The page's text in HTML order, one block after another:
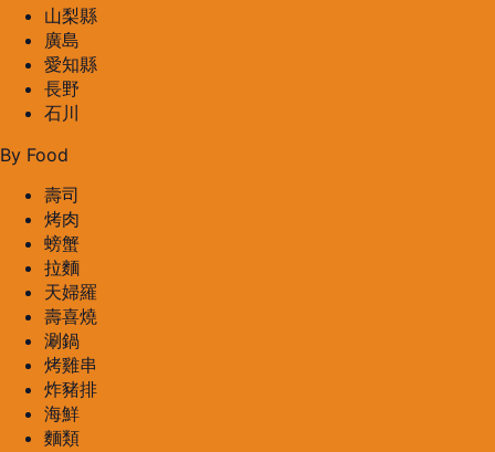
山梨縣
廣島
愛知縣
長野
石川
By Food
壽司
烤肉
螃蟹
拉麵
天婦羅
壽喜燒
涮鍋
烤雞串
炸豬排
海鮮
麵類